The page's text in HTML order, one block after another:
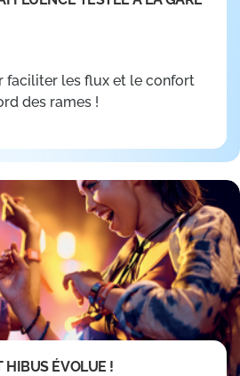
faciliter les flux et le confort
des rames !
HIBUS ÉVOLUE !